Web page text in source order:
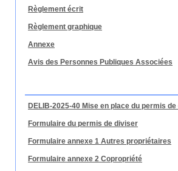
Règlement écrit
Règlement graphique
Annexe
Avis des Personnes Publiques Associées
DELIB-2025-40 Mise en place du permis
Formulaire du permis de diviser
Formulaire annexe 1 Autres propriétaires
Formulaire annexe 2 Copropriété